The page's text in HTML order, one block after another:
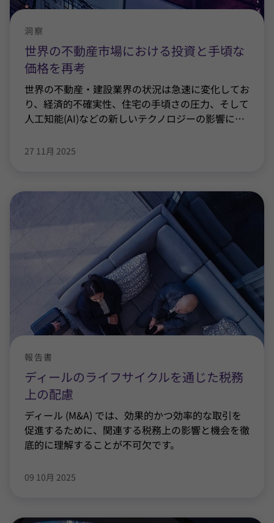
世界の不動産市場における投資と手頃な
価格を再考
洞察
世界の不動産・建設業界の状況は急速に変化してお
り、経済的不確実性、住宅の手頃さの圧力、そして
人工知能(AI)などの新しいテクノロジーの影響に…
27 11月 2025
ディールのライフサイクルを通じた税務
上の配慮
報告書
ディール (M&A) では、効果的かつ効率的な取引を
促進するために、関連する税務上の影響と機会を徹
底的に理解することが不可欠です。
09 10月 2025